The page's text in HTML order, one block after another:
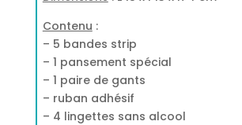
Contenu :
– 5 bandes strip
– 1 pansement spécial
– 1 paire de gants
– ruban adhésif
– 4 lingettes sans alcool